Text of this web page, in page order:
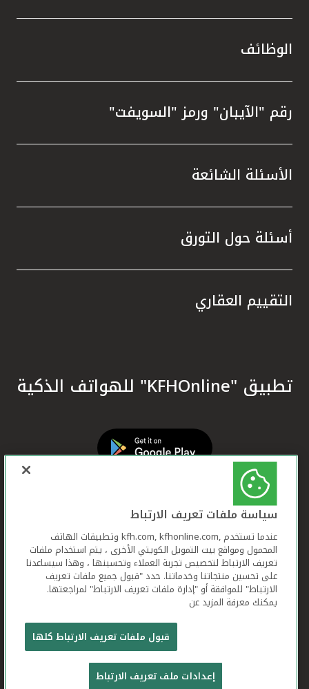
الوظائف
رقم "الآيبان" ورمز "السويفت"
الأسئلة الشائعة
أسئلة حول التورق
التقييم العقاري
تطبيق "KFHOnline" للهواتف الذكية
بيت التمويل الكويتي جميع الحقوق محفوظة © 2026
شروط وأحكام استخدام الموقع الإلكتروني
تعريف الارتباط بيان الخصوصية
سياسة ملفات تعريف الارتباط
عندما تستخدم ,kfh.com, kfhonline.com وتطبيقات الهاتف
المحمول ومواقع بيت التمويل الكويتي الأخرى ، يتم استخدام ملفات
تعريف الارتباط لتخصيص تجربة العملاء وتحسينها ، وهذا سيساعدنا
على تحسين منتجاتنا وخدماتنا. حدد "قبول جميع ملفات تعريف
الارتباط" للموافقة أو "إدارة ملفات تعريف الارتباط" لمراجعتها.
يمكنك معرفة المزيد عن
قبول ملفات تعريف الارتباط كلها
إعدادات ملف تعريف الارتباط